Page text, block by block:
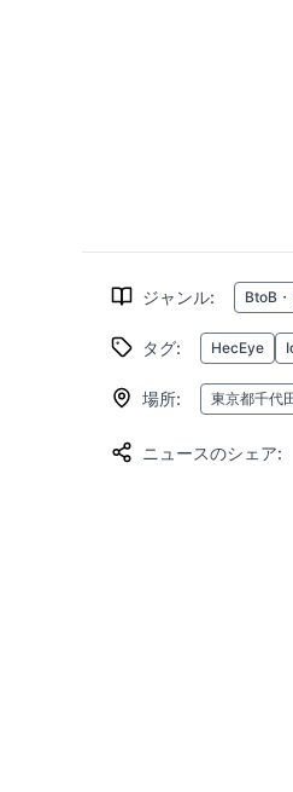
ジャンル: BtoB
タグ: HecEye
場所: 東京都千代
ニュースのシェア: